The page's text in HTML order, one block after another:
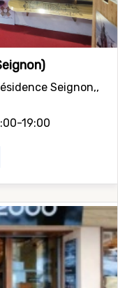
Seignon,,
19:00